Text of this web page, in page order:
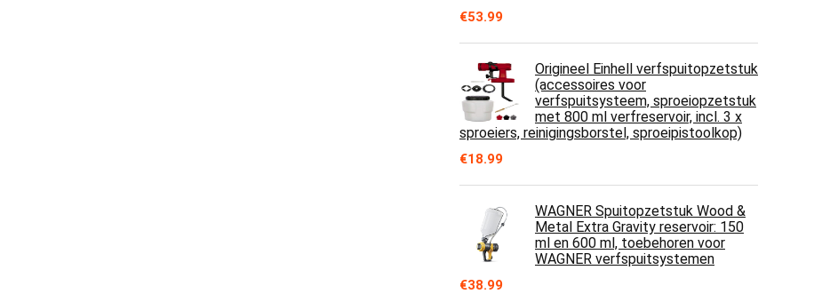
€53.99
Origineel Einhell verfspuitopzetstuk
(accessoires voor
verfspuitsysteem, sproeiopzetstuk
met 800 ml verfreservoir, incl. 3 x
sproeiers, reinigingsborstel, sproeipistoolkop)
€18.99
WAGNER Spuitopzetstuk Wood &
Metal Extra Gravity reservoir: 150
ml en 600 ml, toebehoren voor
WAGNER verfspuitsystemen
€38.99